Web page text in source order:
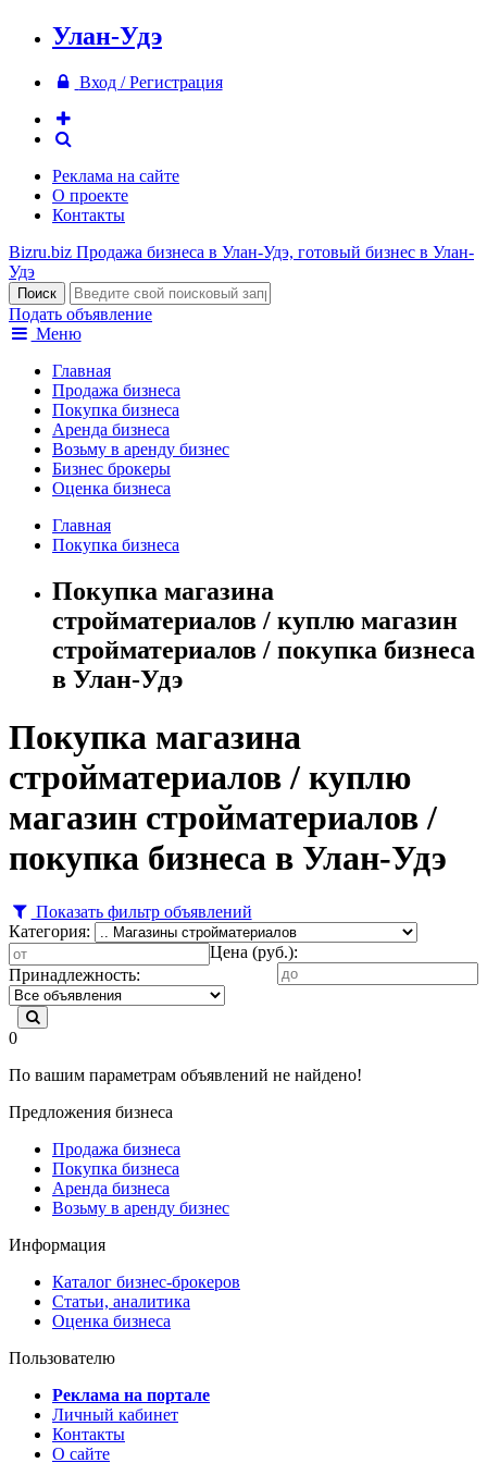
Улан-Удэ
Вход / Регистрация
Реклама на сайте
О проекте
Контакты
Bizru.biz Продажа бизнеса в Улан-Удэ, готовый бизнес в Улан-
Удэ
Подать объявление
Меню
Главная
Продажа бизнеса
Покупка бизнеса
Аренда бизнеса
Возьму в аренду бизнес
Бизнес брокеры
Оценка бизнеса
Главная
Покупка бизнеса
Покупка магазина
стройматериалов / куплю магазин
стройматериалов / покупка бизнеса
в Улан-Удэ
Покупка магазина
стройматериалов / куплю
магазин стройматериалов /
покупка бизнеса в Улан-Удэ
Показать фильтр объявлений
Категория:
Цена (руб.):
Принадлежность:
0
По вашим параметрам объявлений не найдено!
Предложения бизнеса
Продажа бизнеса
Покупка бизнеса
Аренда бизнеса
Возьму в аренду бизнес
Информация
Каталог бизнес-брокеров
Статьи, аналитика
Оценка бизнеса
Пользователю
Реклама на портале
Личный кабинет
Контакты
О сайте